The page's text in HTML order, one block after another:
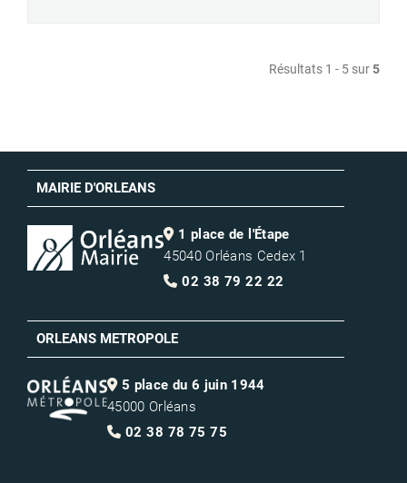
Résultats 1 - 5 sur5
MAIRIE D'ORLEANS
1 place de l'Étape
45040 Orléans Cedex 1
02 38 79 22 22
ORLEANS METROPOLE
5 place du 6 juin 1944
45000 Orléans
02 38 78 75 75